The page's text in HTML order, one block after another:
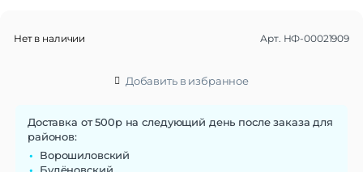
Основные характеристики
Макс. рабочая температура
Нет в наличии Арт. НФ-00021909
Добавить в избранное
Доставка от 500р на следующий день после заказа для
районов:
Ворошиловский
Будёновский